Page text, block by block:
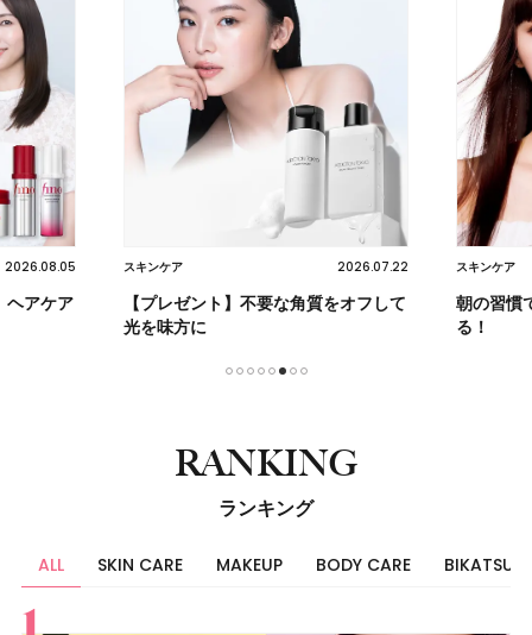
2026.08.05
ヘアケア
スキンケア 2026.07.22
【プレゼント】不要な角質をオフして
光を味方に
スキンケア
朝の習慣
る！
RANKING
ランキング
ALL SKIN CARE MAKEUP BODY CARE BIKATSU
すべて
スキンケア
メイク
ボディケア
美活
ヘア
ライフスタイル
ビューティーズ